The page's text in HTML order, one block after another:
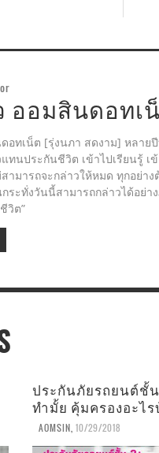
ออมสินดอทเ
อทเน็ต [รุ่งนภา สดงาม] หลา
ทนประกันชีวิต เข้าไปเรียนรู้
ามารถจะกล่าวให้หมด ทุกอย่า
ระทั่งวันนี้สามารถกล่าวได้อย่
วิต”
ประกันภัยรถยนต์ชั้น
ทำมั้ย คุ้มครองอะไร
AOMSIN 10/29/2018